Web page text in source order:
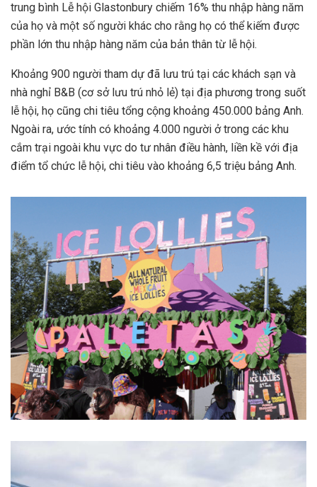
trung bình Lễ hội Glastonbury chiếm 16% thu nhập hàng năm
của họ và một số người khác cho rằng họ có thể kiếm được
phần lớn thu nhập hàng năm của bản thân từ lễ hội.
Khoảng 900 người tham dự đã lưu trú tại các khách sạn và
nhà nghỉ B&B (cơ sở lưu trú nhỏ lẻ) tại địa phương trong suốt
lễ hội, họ cũng chi tiêu tổng cộng khoảng 450.000 bảng Anh.
Ngoài ra, ước tính có khoảng 4.000 người ở trong các khu
cắm trại ngoài khu vực do tư nhân điều hành, liền kề với địa
điểm tổ chức lễ hội, chi tiêu vào khoảng 6,5 triệu bảng Anh.